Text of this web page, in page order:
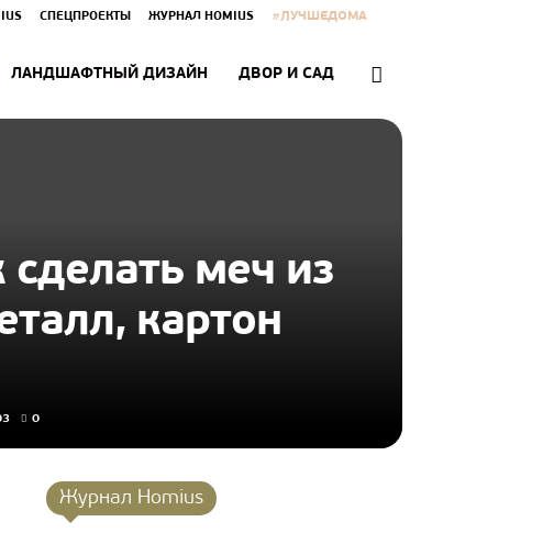
СПЕЦПРОЕКТЫ ЖУРНАЛ HOMIUS #ЛУЧШЕДОМА
ЛАНДШАФТНЫЙ ДИЗАЙН ДВОР И САД
меч из
картон
0
Журнал Homius